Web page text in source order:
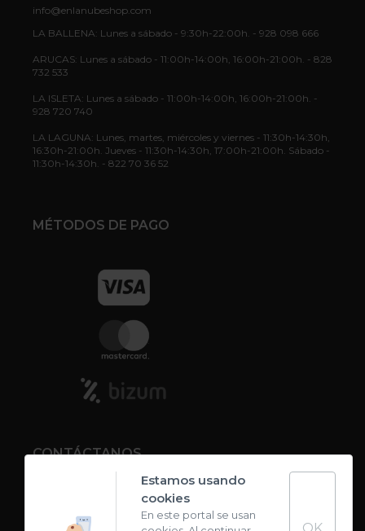
info@enlanubeshop.com
LA BALLENA: Lunes a sábado - 9:30h-22:00h. - 928 098 666
ARUCAS: Lunes a sábado - 11:00h-14:00h, 16:00h-21:00h. - 828
732 533
LA ISLETA: Lunes a sábado - 11:00h-14:00h, 16:00h-21:00h. -
928 720 740
LA LAGUNA: Lunes, martes, miércoles y viernes - 11:30h-14:30h,
16:30h-21:00h. Jueves - 11:30h-14:30h, 17:00h-21:00h. Sábado -
11:30h-14:30h. - 822 70 36 52
MÉTODOS DE PAGO
CONTÁCTANOS
Estamos usando
cookies
En este portal se usan
OK